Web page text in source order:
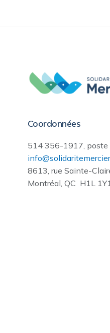
Coordonnées
514 356-1917, poste
8613, rue Sainte-
Montréal, QC H1L